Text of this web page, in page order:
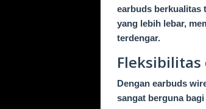
earbuds berkualitas
yang lebih lebar,
terdengar.
Fleksibilitas
Dengan earbuds
sangat berguna